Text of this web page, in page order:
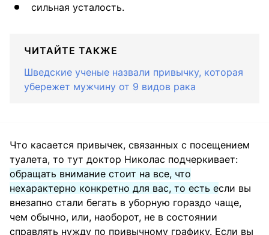
сильная усталость.
ЧИТАЙТЕ ТАКЖЕ
Шведские ученые назвали привычку, которая
убережет мужчину от 9 видов рака
Что касается привычек, связанных с посещением
туалета, то тут доктор Николас подчеркивает:
обращать внимание стоит на все, что
нехарактерно конкретно для вас, то есть если вы
внезапно стали бегать в уборную гораздо чаще,
чем обычно, или, наоборот, не в состоянии
справлять нужду по привычному графику. Если вы